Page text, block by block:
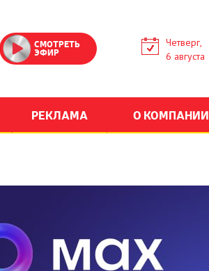
СМОТРЕТЬ
ЭФИР
Четверг,
6 августа
РЕКЛАМА О КОМПАНИИ